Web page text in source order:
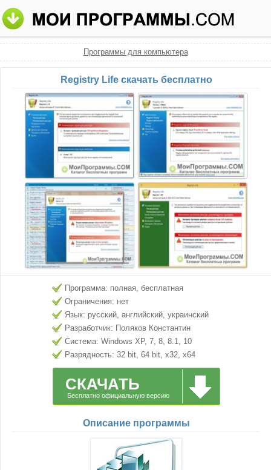
Программы для компьютера
Registry Life скачать бесплатно
Программа: полная, бесплатная
Ограничения: нет
Язык: русский, английский, украинский
Разработчик: Поляков Константин
Система: Windows XP, 7, 8, 8.1, 10
Разрядность: 32 bit, 64 bit, x32, x64
СКАЧАТЬ
Бесплатно официальную версию
Описание программы